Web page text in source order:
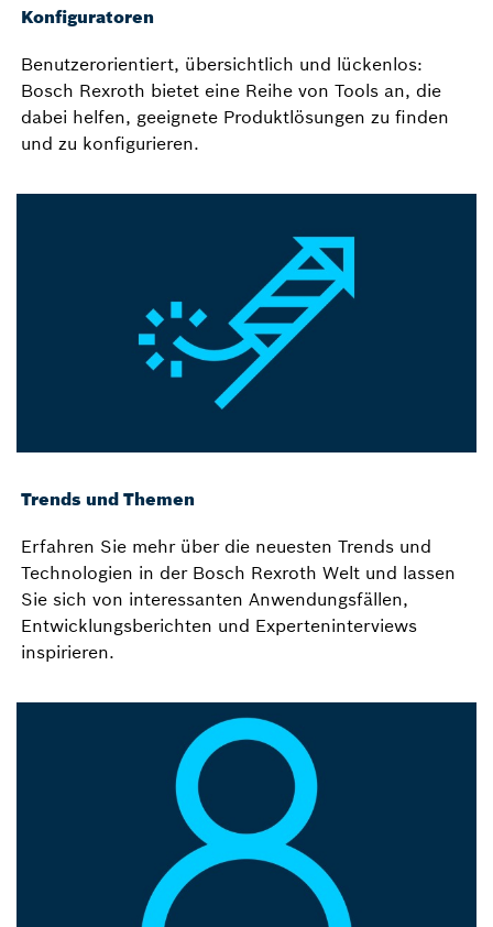
Konfiguratoren
Benutzerorientiert, übersichtlich und lückenlos:
Bosch Rexroth bietet eine Reihe von Tools an, die
dabei helfen, geeignete Produktlösungen zu finden
und zu konfigurieren.
Trends und Themen
Erfahren Sie mehr über die neuesten Trends und
Technologien in der Bosch Rexroth Welt und lassen
Sie sich von interessanten Anwendungsfällen,
Entwicklungsberichten und Experteninterviews
inspirieren.